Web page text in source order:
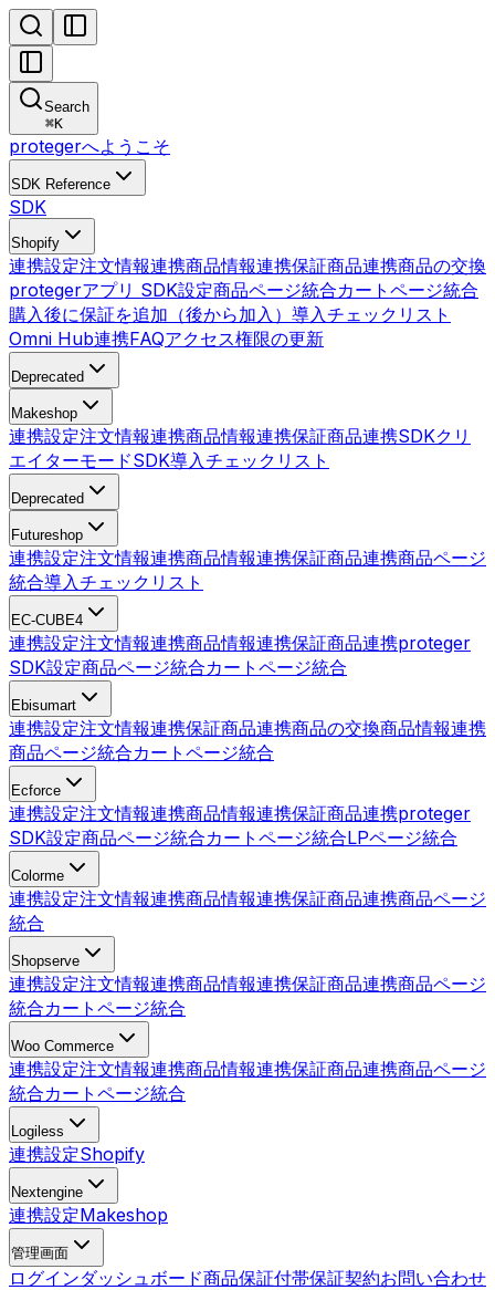
Search
⌘K
protegerへようこそ
SDK Reference
SDK
Shopify
連携設定注文情報連携商品情報連携保証商品連携商品の交換
protegerアプリ SDK設定商品ページ統合カートページ統合
購入後に保証を追加（後から加入） 導入チェックリスト
Omni Hub連携FAQアクセス権限の更新
Deprecated
Makeshop
連携設定注文情報連携商品情報連携保証商品連携SDKクリ
エイターモードSDK導入チェックリスト
Deprecated
Futureshop
連携設定注文情報連携商品情報連携保証商品連携商品ページ
統合導入チェックリスト
EC-CUBE4
連携設定注文情報連携商品情報連携保証商品連携proteger
SDK設定商品ページ統合カートページ統合
Ebisumart
連携設定注文情報連携保証商品連携商品の交換商品情報連携
商品ページ統合カートページ統合
Ecforce
連携設定注文情報連携商品情報連携保証商品連携proteger
SDK設定商品ページ統合カートページ統合LPページ統合
Colorme
連携設定注文情報連携商品情報連携保証商品連携商品ページ
統合
Shopserve
連携設定注文情報連携商品情報連携保証商品連携商品ページ
統合カートページ統合
Woo Commerce
連携設定注文情報連携商品情報連携保証商品連携商品ページ
統合カートページ統合
Logiless
連携設定Shopify
Nextengine
連携設定Makeshop
管理画面
ログインダッシュボード商品保証付帯保証契約お問い合わせ